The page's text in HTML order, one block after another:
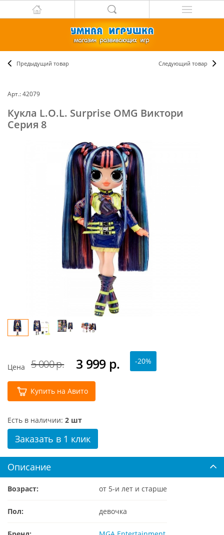
Предыдущий товар Следующий товар
Арт.: 42079
Кукла L.O.L. Surprise OMG Виктори
Серия 8
Цена 5 000 р. 3 999 р. -20%
Купить на Авито
Есть в наличии: 2 шт
Заказать в 1 клик
Описание
Возраст: от 5-и лет и старше
Пол: девочка